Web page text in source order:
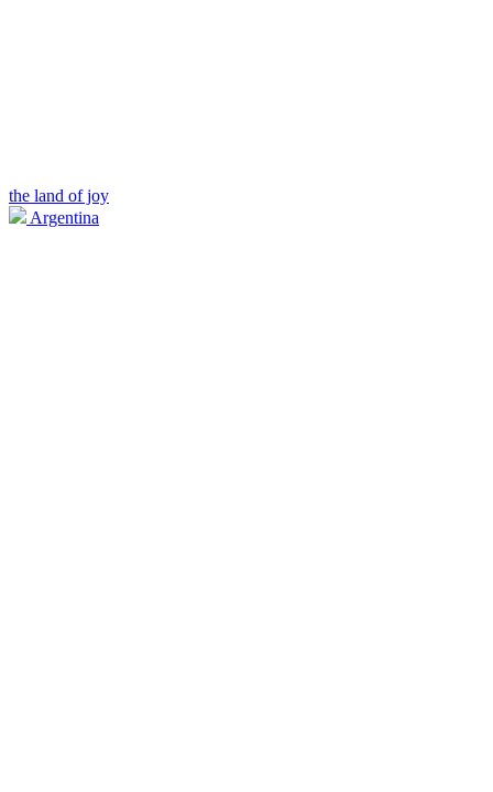
the land of joy
Argentina